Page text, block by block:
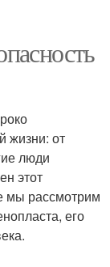
жизни: от
люди
этот
мы рассмотрим
его